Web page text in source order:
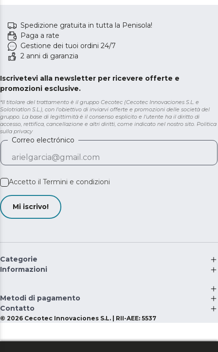
Spedizione gratuita in tutta la Penisola!
Paga a rate
Gestione dei tuoi ordini 24/7
2 anni di garanzia
Iscrivetevi alla newsletter per ricevere offerte e
promozioni esclusive.
*Il titolare del trattamento è il gruppo Cecotec (Cecotec Innovaciones S.L. e
Solotriatlon S.L.), con l'obiettivo di inviarvi offerte e promozioni delle società del
gruppo. La base di legittimità è il consenso esplicito e l'utente ha il diritto di
accesso, rettifica, cancellazione e altri diritti, come indicato nel nostro sito. Politica
sulla privacy
Correo electrónico
Accetto il Termini e condizioni
Mi iscrivo!
Categorie
Informazioni
Metodi di pagamento
Contatto
© 2026 Cecotec Innovaciones S.L. | RII-AEE: 5537